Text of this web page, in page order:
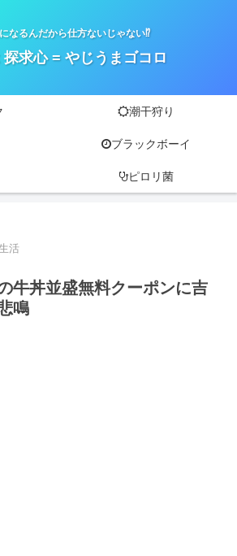
なるんだから仕方ないじゃない⁉
求心 = やじうまゴコロ
潮干狩り
ブラックボーイ
ピロリ菌
活
牛丼並盛無料クーポンに吉
鳴